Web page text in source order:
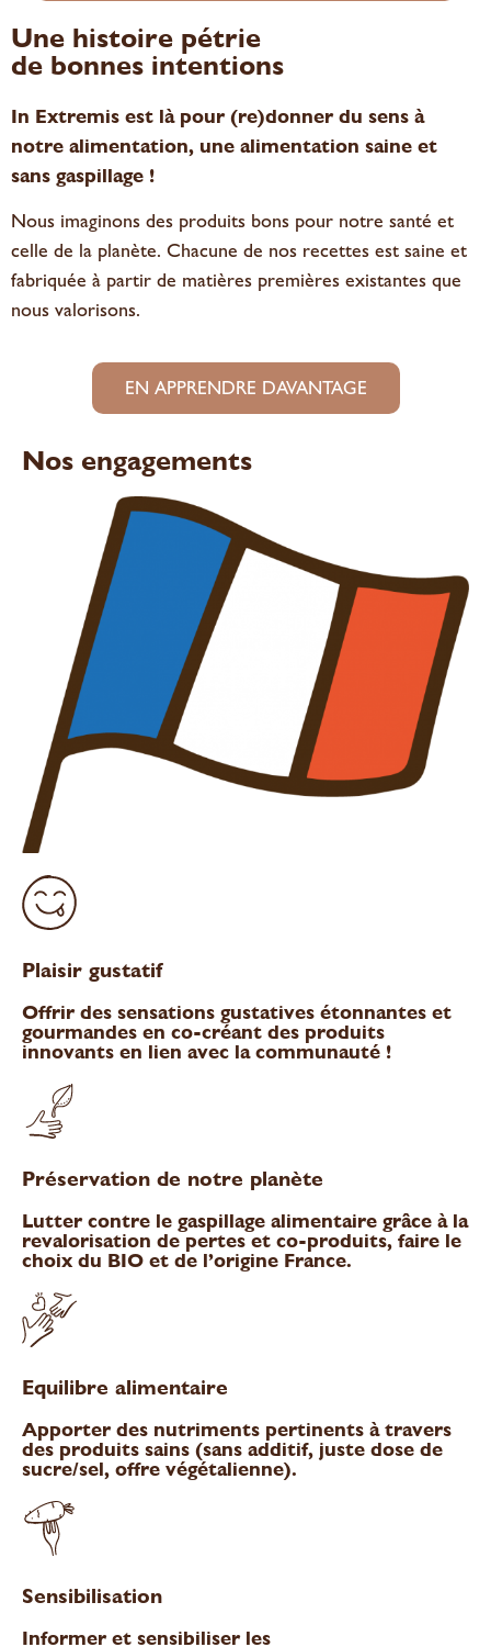
DÉCOUVRIR
DÉCOUVRIR
DÉCOUVRIR
DÉCOUVRIR
DÉCOUVRIR
DÉCOUVRIR
DÉCOUVRIR
DÉCOUVRIR
DÉCOUVRIR
Une histoire pétrie
de bonnes intentions
In Extremis est là pour (re)donner du sens à
notre alimentation, une alimentation saine et
sans gaspillage !
Nous imaginons des produits bons pour notre santé et
celle de la planète. Chacune de nos recettes est saine et
fabriquée à partir de matières premières existantes que
nous valorisons.
EN APPRENDRE DAVANTAGE
Nos engagements
Plaisir gustatif
Offrir des sensations gustatives étonnantes et
gourmandes en co-créant des produits
innovants en lien avec la communauté !
Préservation de notre planète
Lutter contre le gaspillage alimentaire grâce à la
revalorisation de pertes et co-produits, faire le
choix du BIO et de l’origine France.
Equilibre alimentaire
Apporter des nutriments pertinents à travers
des produits sains (sans additif, juste dose de
sucre/sel, offre végétalienne).
Sensibilisation
Informer et sensibiliser les